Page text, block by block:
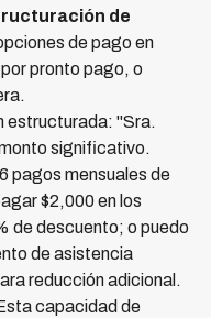
de
de pago en
pronto pago, o
estructurada: "Sra.
significativo.
pagos mensuales de
$2,000 en los
de descuento; o puedo
de asistencia
reducción adicional.
capacidad de